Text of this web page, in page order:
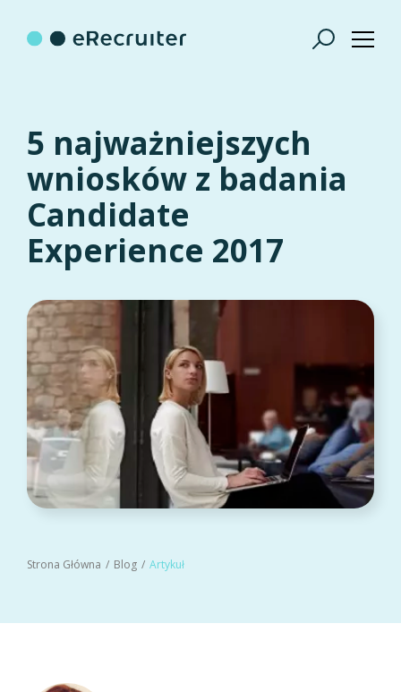
5 najważniejszych
wniosków z badania
Candidate
Experience 2017
Strona Główna Blog Artykuł